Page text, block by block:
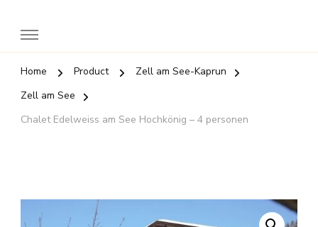
Home Product
Zell am See-Kaprun
Zell am See
Chalet Edelweiss am See Hochkönig – 4 personen